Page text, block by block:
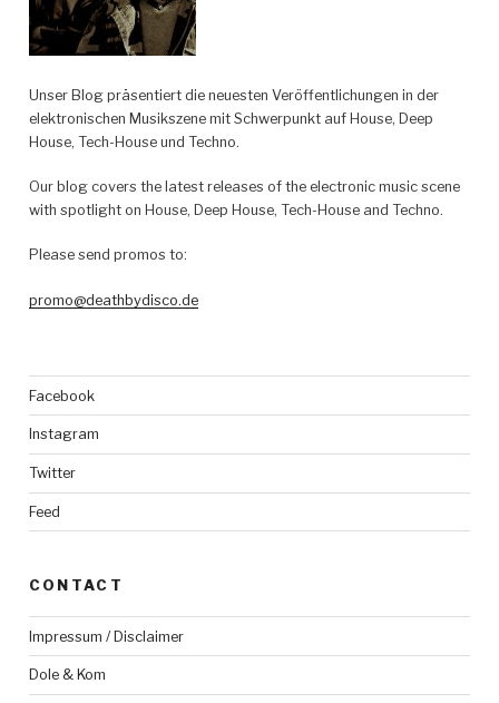
Unser Blog präsentiert die neuesten Veröffentlichungen in der
elektronischen Musikszene mit Schwerpunkt auf House, Deep
House, Tech-House und Techno.
Our blog covers the latest releases of the electronic music scene
with spotlight on House, Deep House, Tech-House and Techno.
Please send promos to:
promo@deathbydisco.de
Facebook
Instagram
Twitter
Feed
CONTACT
Impressum / Disclaimer
Dole & Kom